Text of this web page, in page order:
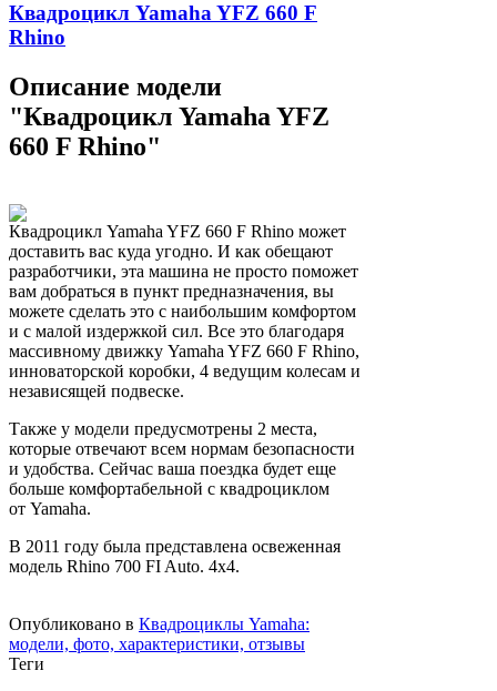
Квадроцикл Yamaha YFZ 660 F
Rhino
Описание модели
"Квадроцикл Yamaha YFZ
660 F Rhino"
Квадроцикл Yamaha YFZ 660 F Rhino может
доставить вас куда угодно. И как обещают
разработчики, эта машина не просто поможет
вам добраться в пункт предназначения, вы
можете сделать это с наибольшим комфортом
и с малой издержкой сил. Все это благодаря
массивному движку Yamaha YFZ 660 F Rhino,
инноваторской коробки, 4 ведущим колесам и
независящей подвеске.
Также у модели предусмотрены 2 места,
которые отвечают всем нормам безопасности
и удобства. Сейчас ваша поездка будет еще
больше комфортабельной с квадроциклом
от Yamaha.
В 2011 году была представлена освеженная
модель Rhino 700 FI Auto. 4x4.
Опубликовано в Квадроциклы Yamaha:
модели, фото, характеристики, отзывы
Теги